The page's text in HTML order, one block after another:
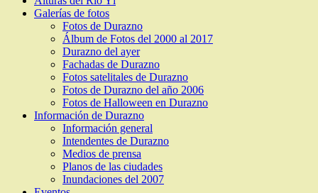
Galerías de fotos
Fotos de Durazno
Álbum de Fotos del 2000 al 2017
Durazno del ayer
Fachadas de Durazno
Fotos satelitales de Durazno
Fotos de Durazno del año 2006
Fotos de Halloween en Durazno
Información de Durazno
Información general
Intendentes de Durazno
Medios de prensa
Planos de las ciudades
Inundaciones del 2007